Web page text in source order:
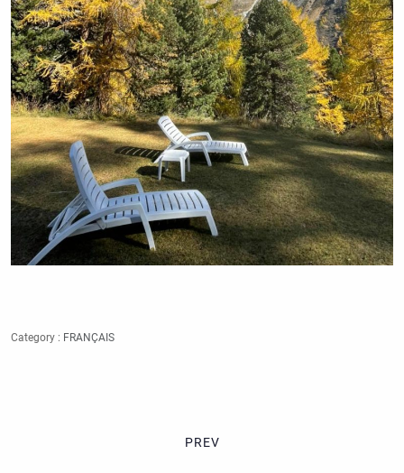
Category : FRANÇAIS
PREV